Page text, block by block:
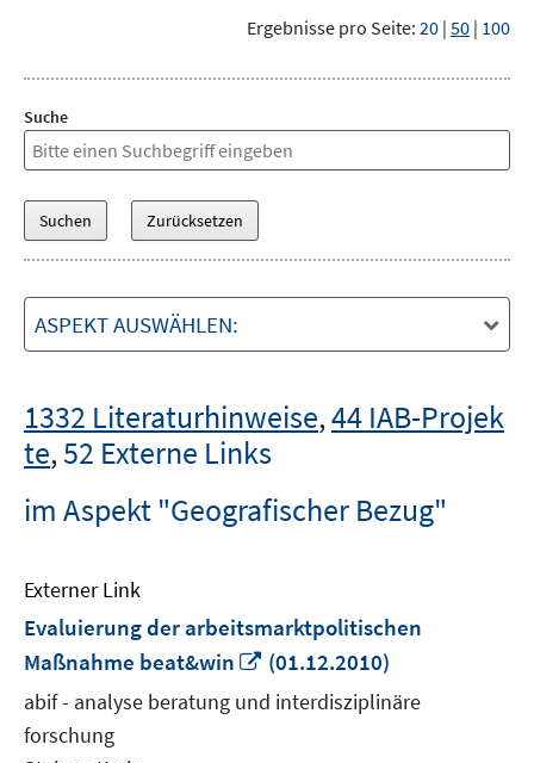
Ergebnisse pro Seite: 20 | 50 | 100
Suche
ASPEKT AUSWÄHLEN:
1332 Literaturhinweise,44 IAB-Projek
te,52 Externe Links
im Aspekt "Geografischer Bezug"
Externer Link
Evaluierung der arbeitsmarktpolitischen
Maßnahme beat&win
In
neuem
Fenster
(01.12.2010)
abif - analyse beratung und interdisziplinäre
forschung